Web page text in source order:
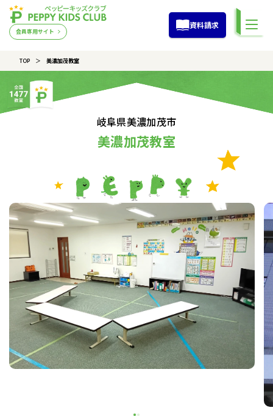
会員専用サイト
資料請求
TOP 美濃加茂教室
岐阜県美濃加茂市
美濃加茂教室